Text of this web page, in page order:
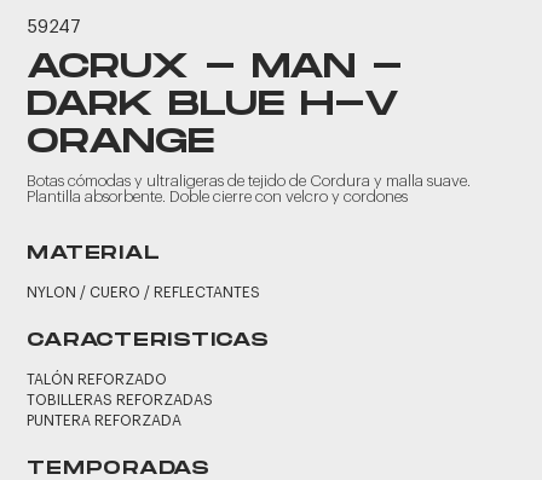
59247
ACRUX - MAN -
DARK BLUE H-V
ORANGE
Botas cómodas y ultraligeras de tejido de Cordura y malla suave.
Plantilla absorbente. Doble cierre con velcro y cordones
MATERIAL
NYLON / CUERO / REFLECTANTES
CARACTERISTICAS
TALÓN REFORZADO
TOBILLERAS REFORZADAS
PUNTERA REFORZADA
TEMPORADAS